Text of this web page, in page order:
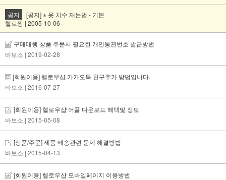
공지
[공지] ※ 옷 치수 재는법 - 기본
헬로짱 | 2005-10-06
구매대행 상품 주문시 필요한 개인통관번호 발급방법
바보소 | 2019-02-28
[회원이용] 헬로우샵 카카오톡 친구추가 방법입니다.
바보소 | 2016-07-27
[회원이용] 헬로우샵 어플 다운로드 혜택및 정보
바보소 | 2015-05-08
[상품/주문] 제품 배송관련 문제 해결방법
바보소 | 2015-04-13
[회원이용] 헬로우샵 모바일페이지 이용방법